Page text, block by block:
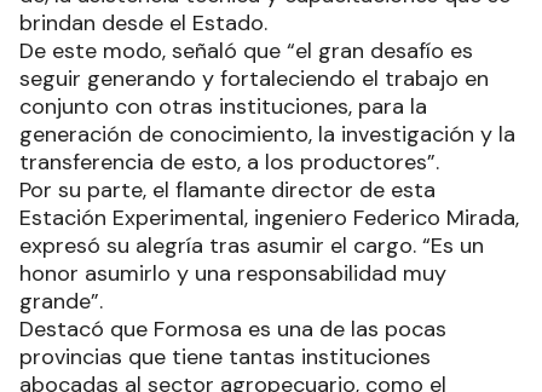
brindan desde el Estado.
De este modo, señaló que “el gran desafío es
seguir generando y fortaleciendo el trabajo en
conjunto con otras instituciones, para la
generación de conocimiento, la investigación y la
transferencia de esto, a los productores”.
Por su parte, el flamante director de esta
Estación Experimental, ingeniero Federico Mirada,
expresó su alegría tras asumir el cargo. “Es un
honor asumirlo y una responsabilidad muy
grande”.
Destacó que Formosa es una de las pocas
provincias que tiene tantas instituciones
abocadas al sector agropecuario, como el